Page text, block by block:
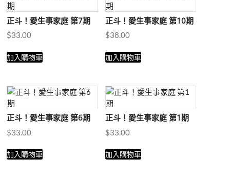
正斗！愛生事家庭 第7期
$33.00
加入購物車
正斗！愛生事家庭 第10期
$38.00
加入購物車
正斗！愛生事家庭 第6期
$33.00
加入購物車
正斗！愛生事家庭 第1期
$33.00
加入購物車